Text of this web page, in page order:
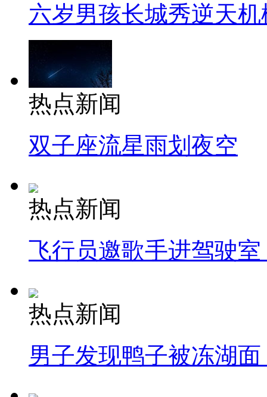
六岁男孩长城秀逆天机
热点新闻
双子座流星雨划夜空
热点新闻
飞行员邀歌手进驾驶
热点新闻
男子发现鸭子被冻湖